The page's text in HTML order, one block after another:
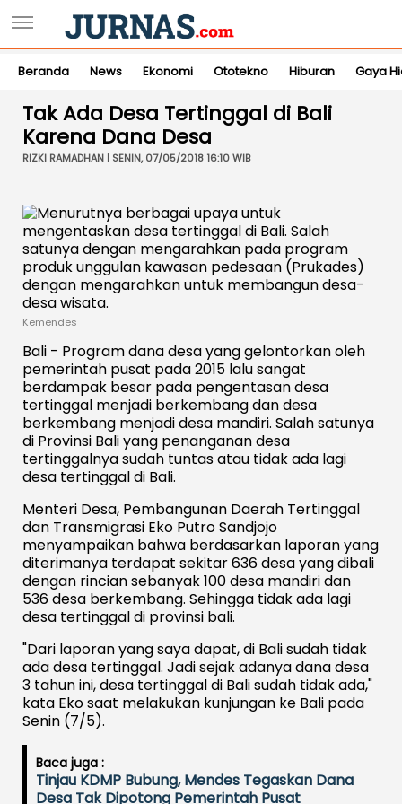
Beranda News Ekonomi Ototekno Hiburan Gaya
Tak Ada Desa Tertinggal di Bali
Karena Dana Desa
RIZKI RAMADHAN | SENIN, 07/05/2018 16:10 WIB
Kemendes
Bali - Program dana desa yang gelontorkan oleh
pemerintah pusat pada 2015 lalu sangat
berdampak besar pada pengentasan desa
tertinggal menjadi berkembang dan desa
berkembang menjadi desa mandiri. Salah satunya
di Provinsi Bali yang penanganan desa
tertinggalnya sudah tuntas atau tidak ada lagi
desa tertinggal di Bali.
Menteri Desa, Pembangunan Daerah Tertinggal
dan Transmigrasi Eko Putro Sandjojo
menyampaikan bahwa berdasarkan laporan yang
diterimanya terdapat sekitar 636 desa yang dibali
dengan rincian sebanyak 100 desa mandiri dan
536 desa berkembang. Sehingga tidak ada lagi
desa tertinggal di provinsi bali.
"Dari laporan yang saya dapat, di Bali sudah tidak
ada desa tertinggal. Jadi sejak adanya dana desa
3 tahun ini, desa tertinggal di Bali sudah tidak ada,"
kata Eko saat melakukan kunjungan ke Bali pada
Senin (7/5).
Baca juga :
Tinjau KDMP Bubung, Mendes Tegaskan Dana
Desa Tak Dipotong Pemerintah Pusat